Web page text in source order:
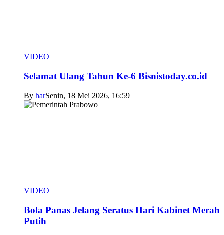
VIDEO
Selamat Ulang Tahun Ke-6 Bisnistoday.co.id
By harSenin, 18 Mei 2026, 16:59
VIDEO
Bola Panas Jelang Seratus Hari Kabinet Merah
Putih